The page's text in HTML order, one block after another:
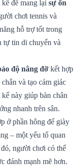
để mang lại sự ổn
chơi tennis và
hỗ trợ tốt trong
tự tin di chuyển và
độ nâng đỡ kết hợp
và tạo cảm giác
này giúp bàn chân
nhanh trên sân.
ở phần hông đế giày
– một yếu tố quan
người chơi có thể
đánh mạnh mẽ hơn.